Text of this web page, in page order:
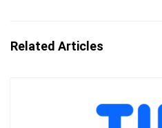
Related Articles